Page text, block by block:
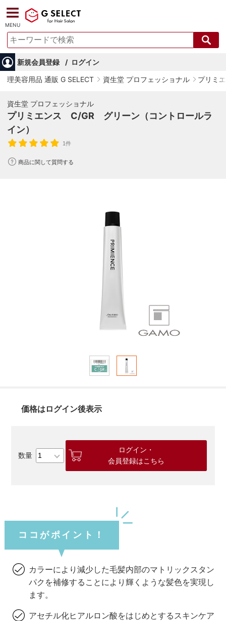
MENU
新規会員登録
ログイン
理美容用品 通販 G SELECT
資生堂 プロフェッショナル プリミ
資生堂 プロフェッショナル
プリミエンス C/GR グリーン（コントロールラ
イン）
1件
商品に関して質問する
価格はログイン後表示
ログイン・
会員登録はこちら
ココがポイント！
カラーにより減少した毛髪内部のマトリックスタン
パクを補修することにより輝くような髪色を実現し
ます。
アセチル化ヒアルロン酸をはじめとするスキンケア